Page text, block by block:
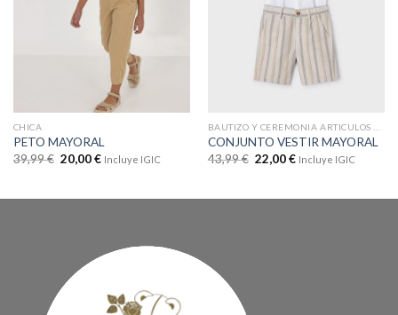
CHICA
PETO MAYORAL
39,99€ 20,00€ Incluye IGIC
CONJUNTO VESTIR MAYORAL
43,99€ 22,00€ Incluye IGIC